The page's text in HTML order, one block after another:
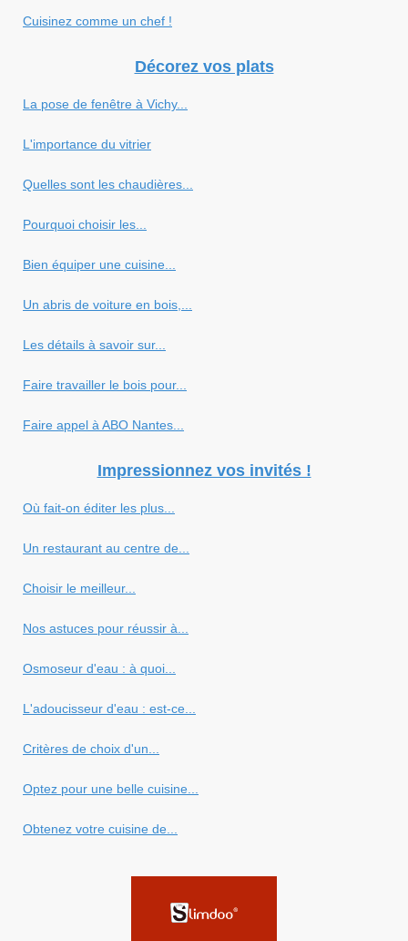
Cuisinez comme un chef !
Décorez vos plats
La pose de fenêtre à Vichy...
L'importance du vitrier
Quelles sont les chaudières...
Pourquoi choisir les...
Bien équiper une cuisine...
Un abris de voiture en bois,...
Les détails à savoir sur...
Faire travailler le bois pour...
Faire appel à ABO Nantes...
Impressionnez vos invités !
Où fait-on éditer les plus...
Un restaurant au centre de...
Choisir le meilleur...
Nos astuces pour réussir à...
Osmoseur d'eau : à quoi...
L'adoucisseur d'eau : est-ce...
Critères de choix d'un...
Optez pour une belle cuisine...
Obtenez votre cuisine de...